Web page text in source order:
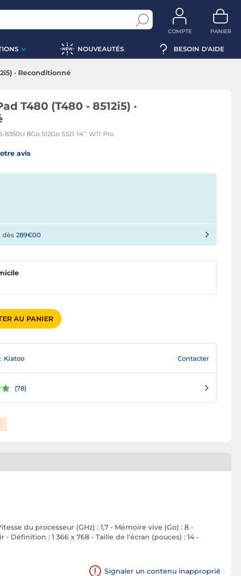
COMPTE PANIER
NOUVEAUTÉS BESOIN D'AIDE
· Reconditionné
T480 (T480 - 8512i5) ·
8Go 512Go SSD 14'' W11 Pro
avis
AU PANIER
dès 289€00
Kiatoo Contacter
(78)
du processeur (GHz) : 1,7 - Mémoire vive (Go) : 8 -
Définition : 1 366 x 768 - Taille de l'écran (pouces) : 14 -
Signaler un contenu inapproprié